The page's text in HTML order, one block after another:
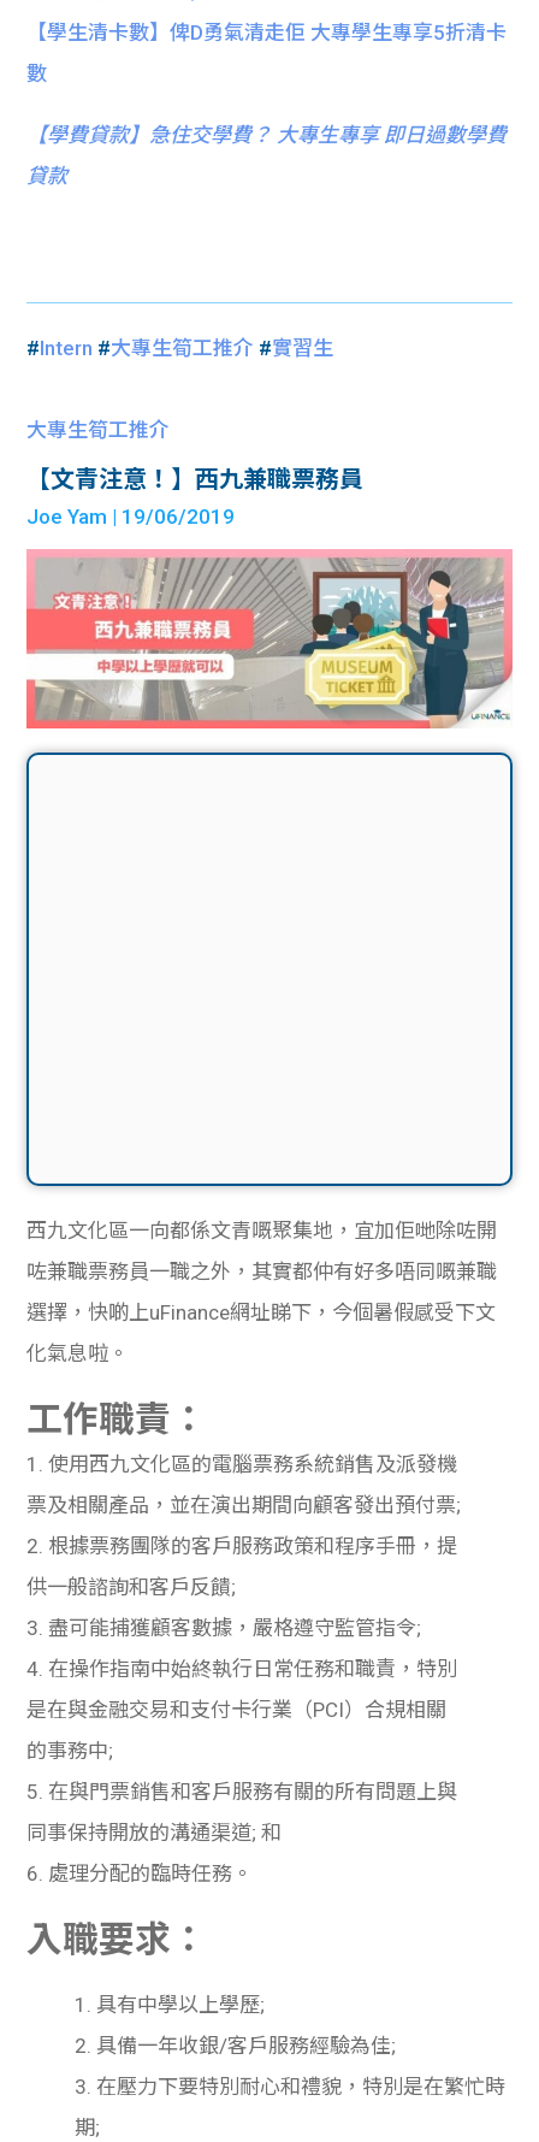
【學生清卡數】俾D勇氣清走佢 大專學生專享5折清卡
數
【學費貸款】急住交學費？ 大專生專享 即日過數學費
貸款
#Intern #大專生筍工推介 #實習生
大專生筍工推介
【文青注意！】西九兼職票務員
Joe Yam | 19/06/2019
西九文化區一向都係文青嘅聚集地，宜加佢哋除咗開
咗兼職票務員一職之外，其實都仲有好多唔同嘅兼職
選擇，快啲上uFinance網址睇下，今個暑假感受下文
化氣息啦。
工作職責：
1. 使用西九文化區的電腦票務系統銷售及派發機
票及相關產品，並在演出期間向顧客發出預付票;
2. 根據票務團隊的客戶服務政策和程序手冊，提
供一般諮詢和客戶反饋;
3. 盡可能捕獲顧客數據，嚴格遵守監管指令;
4. 在操作指南中始終執行日常任務和職責，特別
是在與金融交易和支付卡行業（PCI）合規相關
的事務中;
5. 在與門票銷售和客戶服務有關的所有問題上與
同事保持開放的溝通渠道; 和
6. 處理分配的臨時任務。
入職要求：
1. 具有中學以上學歷;
2. 具備一年收銀/客戶服務經驗為佳;
3. 在壓力下要特別耐心和禮貌，特別是在繁忙時
期;